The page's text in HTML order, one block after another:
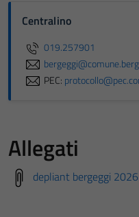
Centralino
019.257901
PEC:
Allegati
depliant bergeggi 2026